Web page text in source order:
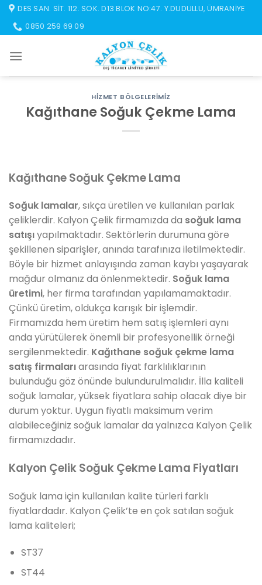
İçeriğe
atla
DES SAN. SIT. 112. SOK. D13 BLOK NO:47. Y.DUDULLU, ÜMRANIYE
0850 259 69 09
HIZMET BÖLGELERIMIZ
Kağıthane Soğuk Çekme Lama
Kağıthane Soğuk Çekme Lama
Soğuk lamalar, sıkça üretilen ve kullanılan parlak
çeliklerdir. Kalyon Çelik firmamızda da soğuk lama
satışıyapılmaktadır. Sektörlerin durumuna göre
şekillenen siparişler, anında tarafınıza iletilmektedir.
Böyle bir hizmet anlayışında zaman kaybı yaşayarak
mağdur olmanız da önlenmektedir. Soğuk lama
üretimi, her firma tarafından yapılamamaktadır.
Çünkü üretim, oldukça karışık bir işlemdir.
Firmamızda hem üretim hem satış işlemleri aynı
anda yürütülerek önemli bir profesyonellik örneği
sergilenmektedir. Kağıthane soğuk çekme lama
satış firmalarıarasında fiyat farklılıklarının
bulunduğu göz önünde bulundurulmalıdır. İlla kaliteli
soğuk lamalar, yüksek fiyatlara sahip olacak diye bir
durum yoktur. Uygun fiyatlı maksimum verim
alabileceğiniz soğuk lamalar da yalnızca Kalyon Çelik
firmamızdadır.
Kalyon Çelik Soğuk Çekme Lama Fiyatları
Soğuk lama için kullanılan kalite türleri farklı
fiyatlardadır. Kalyon Çelik’te en çok satılan soğuk
lama kaliteleri;
ST37
ST44